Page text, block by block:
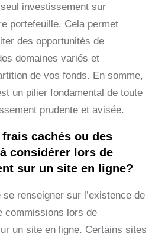
seul investissement sur
portefeuille. Cela permet
des opportunités de
domaines variés et
de vos fonds. En somme,
un pilier fondamental de toute
prudente et avisée.
cachés ou des
considérer lors de
sur un site en ligne?
renseigner sur l’existence de
commissions lors de
un site en ligne. Certains sites